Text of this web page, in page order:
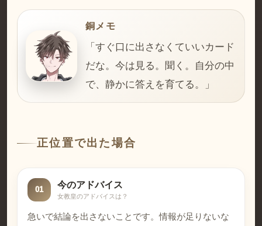
銅メモ
「すぐ口に出さなくていいカード
だな。今は見る。聞く。自分の中
で、静かに答えを育てる。」
正位置で出た場合
01 今のアドバイス
女教皇のアドバイスは？
急いで結論を出さないことです。情報が足りないな